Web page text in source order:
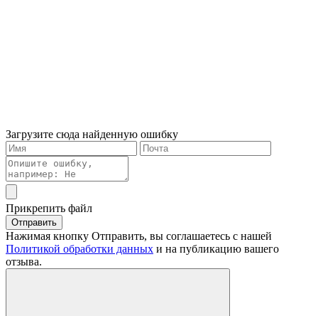
Загрузите сюда найденную ошибку
Прикрепить файл
Отправить
Нажимая кнопку Отправить, вы соглашаетесь с нашей
Политикой обработки данных и на публикацию вашего
отзыва.